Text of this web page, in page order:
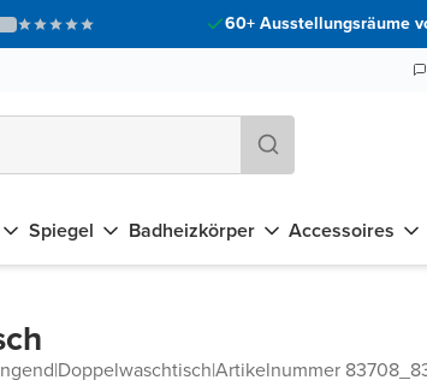
60+ Ausstellungsräume
Spiegel Badheizkörper Accessoires
|Doppelwaschtisch|Artikelnummer